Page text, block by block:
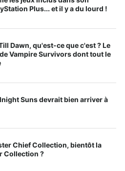
Plus... et il y a du lourd !
Dawn, qu'est-ce que c'est ? Le
Vampire Survivors dont tout le
Suns devrait bien arriver à
Chief Collection, bientôt la
Collection ?